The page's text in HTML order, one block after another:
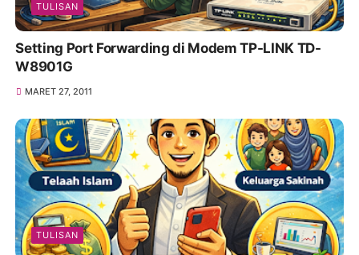
TULISAN
Setting Port Forwarding di Modem TP-LINK TD-
W8901G
MARET 27, 2011
TULISAN